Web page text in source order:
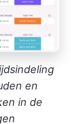
en
in de